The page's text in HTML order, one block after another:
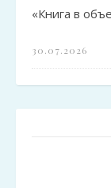
«Книга в
30.07.2026